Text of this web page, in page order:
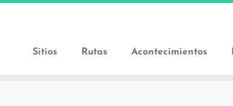
Sitios Rutas Acontecimientos